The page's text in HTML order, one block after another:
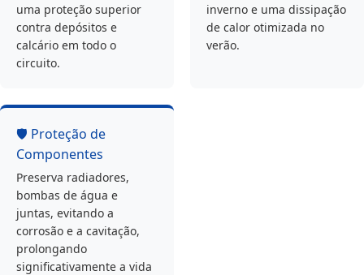
uma proteção superior
contra depósitos e
calcário em todo o
circuito.
inverno e uma dissipação
de calor otimizada no
verão.
🛡️ Proteção de
Componentes
Preserva radiadores,
bombas de água e
juntas, evitando a
corrosão e a cavitação,
prolongando
significativamente a vida